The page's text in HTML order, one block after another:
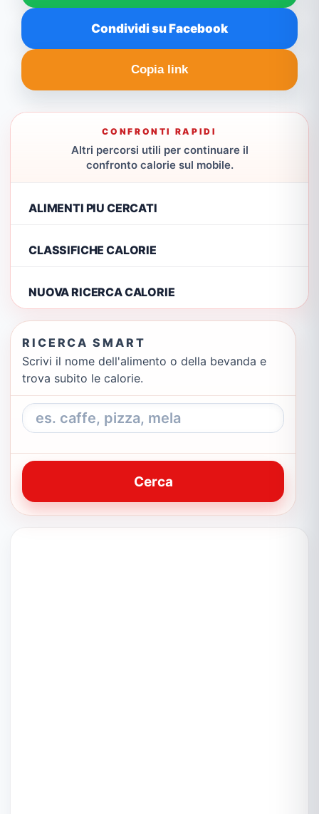
Condividi su Facebook
Copia link
CONFRONTI RAPIDI
Altri percorsi utili per continuare il
confronto calorie sul mobile.
ALIMENTI PIU CERCATI
CLASSIFICHE CALORIE
NUOVA RICERCA CALORIE
RICERCA SMART
Scrivi il nome dell'alimento o della bevanda e
trova subito le calorie.
Cerca